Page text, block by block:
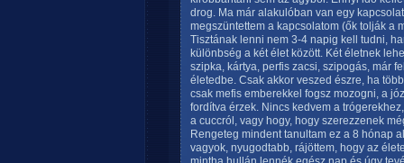
drog. Ma már alakulóban van egy
megszüntettem a kapcsolatom (ők tolják a
Tisztának lenni nem 3-4 napig kell tudni,
különbség a két élet között. Két életnek
szipka, kártya, perfis zacsi, szipogás, már
életedbe. Csak akkor veszed észre, ha
csak mefis emberekkel fogsz mozogni, a
fordítva érzek. Nincs kedvem a
a cuccról, vagy hogy, hogy szerezzenek
Rengeteg mindent tanultam ez a 8 hónap
vagyok, nyugodtabb, rájöttem, hogy az